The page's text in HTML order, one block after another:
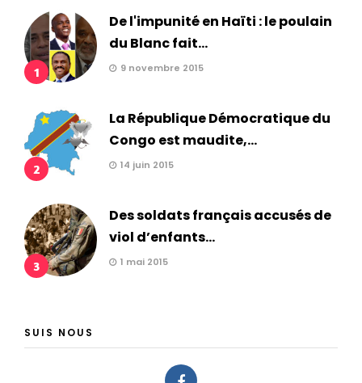
1
De l'impunité en Haïti : le poulain
du Blanc fait...
9 novembre 2015
2
La République Démocratique du
Congo est maudite,...
14 juin 2015
3
Des soldats français accusés de
viol d’enfants...
1 mai 2015
SUIS NOUS